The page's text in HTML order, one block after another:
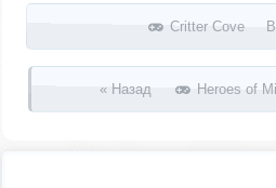
Запись навигация
Critter Cove
« Назад Heroes of